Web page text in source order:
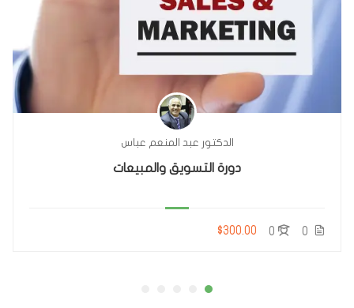
الدكتور عبد المنعم عباس
دورة التسويق والمبيعات
0
0
$300.00